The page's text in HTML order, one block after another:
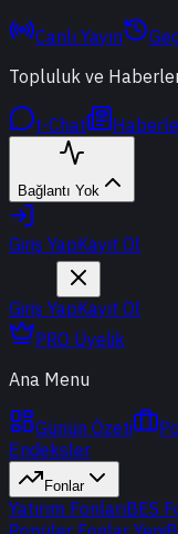
Canlı Yayın
Topluluk ve
t-Chat
Bağlantı Yok
Giriş YapKayıt Ol
Giriş YapKayıt Ol
PRO Üyelik
Ana Menu
Günün Özeti
Endeksler
Fonlar
Yatırım FonlarıBES